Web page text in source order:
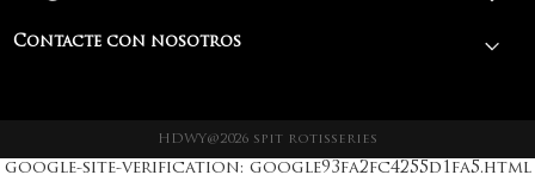
Contacte con nosotros
HDWY@2026 spit rotisseries
google-site-verification: google93fa2fc4255d1fa5.html